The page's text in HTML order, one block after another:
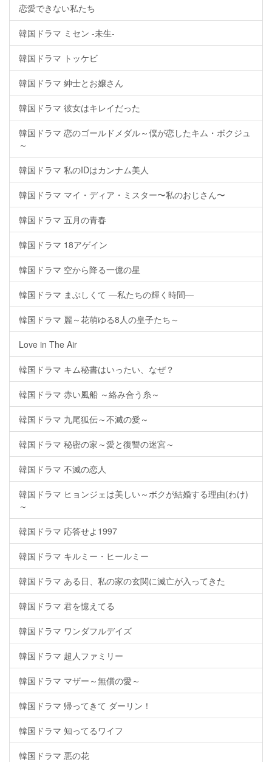
恋愛できない私たち
韓国ドラマ ミセン -未生-
韓国ドラマ トッケビ
韓国ドラマ 紳士とお嬢さん
韓国ドラマ 彼女はキレイだった
韓国ドラマ 恋のゴールドメダル～僕が恋したキム・ボクジュ
～
韓国ドラマ 私のIDはカンナム美人
韓国ドラマ マイ・ディア・ミスター〜私のおじさん〜
韓国ドラマ 五月の青春
韓国ドラマ 18アゲイン
韓国ドラマ 空から降る一億の星
韓国ドラマ まぶしくて ―私たちの輝く時間―
韓国ドラマ 麗～花萌ゆる8人の皇子たち～
Love in The Air
韓国ドラマ キム秘書はいったい、なぜ？
韓国ドラマ 赤い風船 ～絡み合う糸～
韓国ドラマ 九尾狐伝～不滅の愛～
韓国ドラマ 秘密の家～愛と復讐の迷宮～
韓国ドラマ 不滅の恋人
韓国ドラマ ヒョンジェは美しい～ボクが結婚する理由(わけ)
～
韓国ドラマ 応答せよ1997
韓国ドラマ キルミー・ヒールミー
韓国ドラマ ある日、私の家の玄関に滅亡が入ってきた
韓国ドラマ 君を憶えてる
韓国ドラマ ワンダフルデイズ
韓国ドラマ 超人ファミリー
韓国ドラマ マザー～無償の愛～
韓国ドラマ 帰ってきて ダーリン！
韓国ドラマ 知ってるワイフ
韓国ドラマ 悪の花